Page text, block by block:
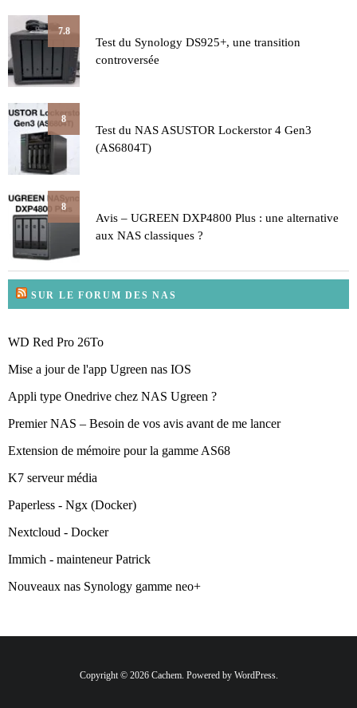
7.8
Test du Synology DS925+, une transition
controversée
8
Test du NAS ASUSTOR Lockerstor 4 Gen3
(AS6804T)
8
Avis – UGREEN DXP4800 Plus : une alternative
aux NAS classiques ?
SUR LE FORUM DES NAS
WD Red Pro 26To
Mise a jour de l'app Ugreen nas IOS
Appli type Onedrive chez NAS Ugreen ?
Premier NAS – Besoin de vos avis avant de me lancer
Extension de mémoire pour la gamme AS68
K7 serveur média
Paperless - Ngx (Docker)
Nextcloud - Docker
Immich - mainteneur Patrick
Nouveaux nas Synology gamme neo+
Copyright © 2026 Cachem. Powered by WordPress.